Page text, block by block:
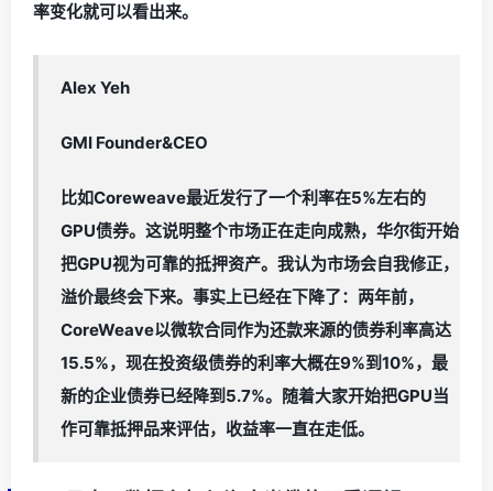
率变化就可以看出来。
Alex Yeh
GMI Founder&CEO
比如Coreweave最近发行了一个利率在5%左右的
GPU债券。这说明整个市场正在走向成熟，华尔街开始
把GPU视为可靠的抵押资产。我认为市场会自我修正，
溢价最终会下来。事实上已经在下降了：两年前，
CoreWeave以微软合同作为还款来源的债券利率高达
15.5%，现在投资级债券的利率大概在9%到10%，最
新的企业债券已经降到5.7%。随着大家开始把GPU当
作可靠抵押品来评估，收益率一直在走低。